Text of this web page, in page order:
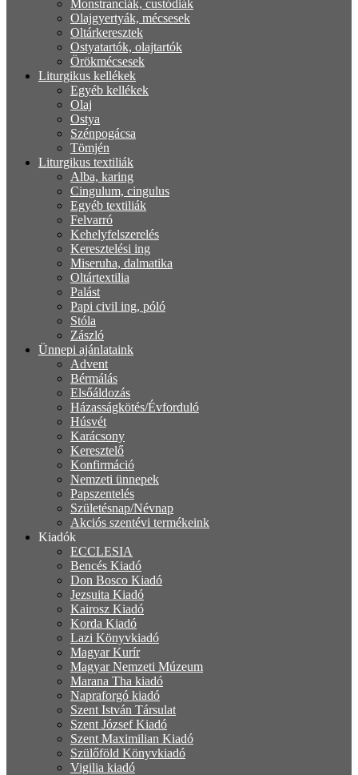
Monstranciák, custódiák
Olajgyertyák, mécsesek
Oltárkeresztek
Ostyatartók, olajtartók
Örökmécsesek
Liturgikus kellékek
Egyéb kellékek
Olaj
Ostya
Szénpogácsa
Tömjén
Liturgikus textiliák
Alba, karing
Cingulum, cingulus
Egyéb textiliák
Felvarró
Kehelyfelszerelés
Keresztelési ing
Miseruha, dalmatika
Oltártextilia
Palást
Papi civil ing, póló
Stóla
Zászló
Ünnepi ajánlataink
Advent
Bérmálás
Elsőáldozás
Házasságkötés/Évforduló
Húsvét
Karácsony
Keresztelő
Konfirmáció
Nemzeti ünnepek
Papszentelés
Születésnap/Névnap
Akciós szentévi termékeink
Kiadók
ECCLESIA
Bencés Kiadó
Don Bosco Kiadó
Jezsuita Kiadó
Kairosz Kiadó
Korda Kiadó
Lazi Könyvkiadó
Magyar Kurír
Magyar Nemzeti Múzeum
Marana Tha kiadó
Napraforgó kiadó
Szent István Társulat
Szent József Kiadó
Szent Maximilian Kiadó
Szülőföld Könyvkiadó
Vigilia kiadó